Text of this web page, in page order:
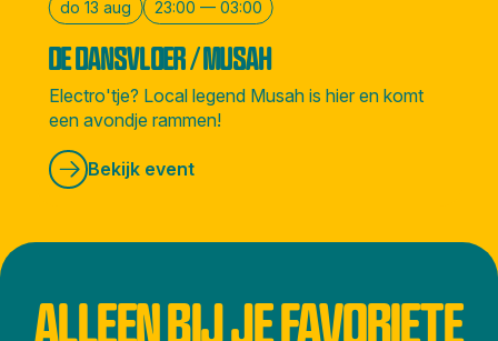
do 13 aug 23:00 — 03:00
DE DANSVLOER / MUSAH
Electro'tje? Local legend Musah is hier en komt
een avondje rammen!
Bekijk event
ALLEEN BIJ JE FAVORIETE